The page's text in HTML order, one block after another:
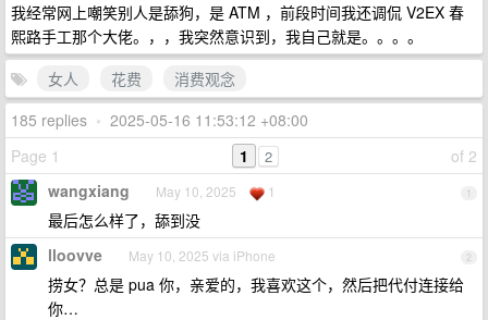
我经常网上嘲笑别人是舔狗，是 ATM ，前段时间我还调侃 V2EX 春
熙路手工那个大佬。，，我突然意识到，我自己就是。。。。
女人
花费
消费观念
185 replies • 2025-05-16 11:53:12 +08:00
Page 1
of 2
1 2
1
wangxiang May 10, 2025 1
最后怎么样了，舔到没
2
lloovve May 10, 2025 via iPhone
捞女？总是 pua 你，亲爱的，我喜欢这个，然后把代付连接给
你…